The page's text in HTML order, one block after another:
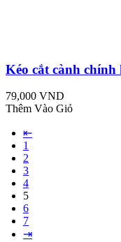
Kéo cắt cành
79,000 VND
Thêm Vào Giỏ
⇤
1
2
3
4
5
6
7
⇥